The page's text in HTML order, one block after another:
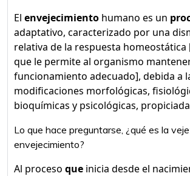
El envejecimiento humano es un
adaptativo, caracterizado por una
relativa de la respuesta
que le permite al organismo
funcionamiento adecuado], debida a
modificaciones morfológicas,
bioquímicas y psicológicas,
Lo que hace preguntarse, ¿qué es la
envejecimiento?
Al proceso que inicia desde el